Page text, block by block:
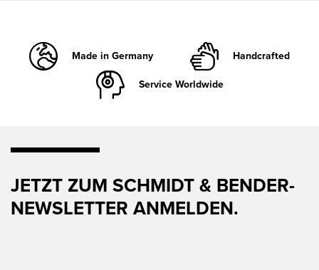
Made in Germany
Handcrafted
Service Worldwide
JETZT ZUM SCHMIDT & BENDER-
NEWSLETTER ANMELDEN.